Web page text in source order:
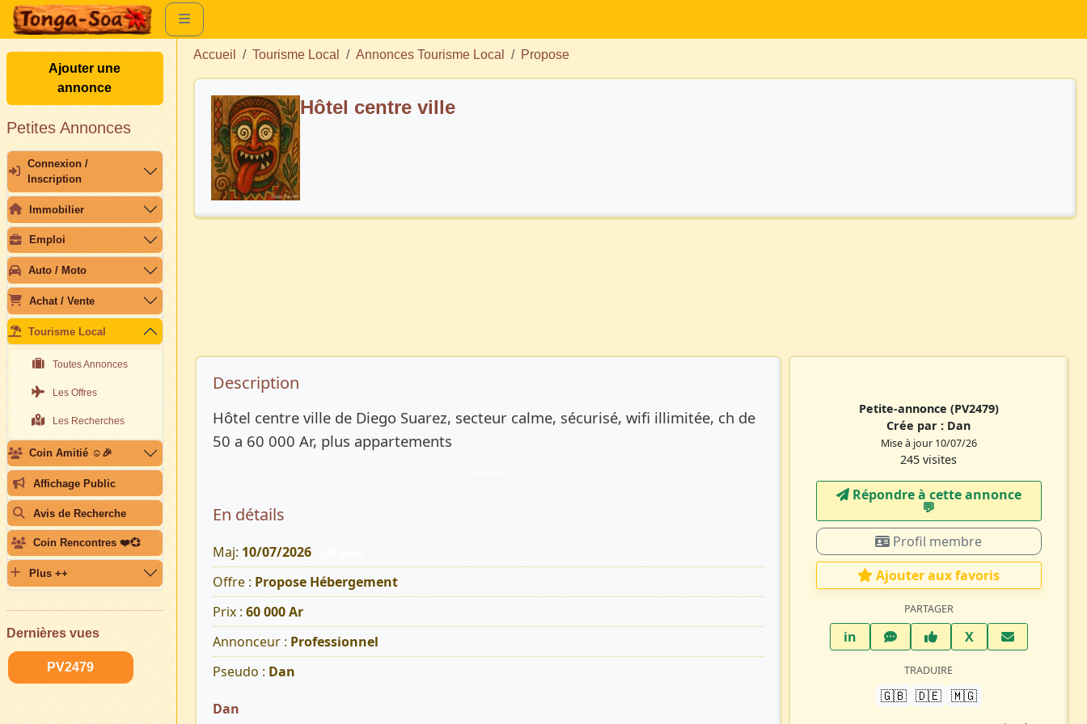
Ajouter une
annonce
Petites Annonces
Connexion /
Inscription
Immobilier
Emploi
Auto / Moto
Achat / Vente
Tourisme Local
Toutes Annonces
Les Offres
Les Recherches
Coin Amitié ☺️🎉
Affichage Public
Avis de Recherche
Coin Rencontres ❤️💞
Plus ++
Dernières vues
PV2479
Accueil Tourisme Local Annonces Tourisme Local Propose
Hôtel centre ville
Description de l’annonce
Description
Hôtel centre ville de Diego Suarez, secteur calme, sécurisé, wifi illimitée, ch de
50 a 60 000 Ar, plus appartements
En détails
Maj: 10/07/2026
Offre : Propose Hébergement
Prix : 60 000 Ar
Annonceur : Professionnel
Pseudo : Dan
Dan
Petite-annonce (PV2479)
Crée par : Dan
Mise à jour 10/07/26
245 visites
Répondre à cette annonce
💬​
Profil membre
Ajouter aux favoris
PARTAGER
inLinkedInWhatsAppFacebook
XTwitter X
TRADUIRE
🇬🇧 🇩🇪 🇲🇬